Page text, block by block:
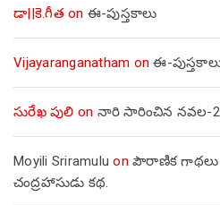
డా||కె.గీత on ఈ-పుస్తకాలు
Vijayaranganatham onఈ-
సురేఖ పులి on నారి సారించిన నవల-
Moyili Sriramulu on పౌరాణిక గాథలు
చంద్రహాసుడు కథ.